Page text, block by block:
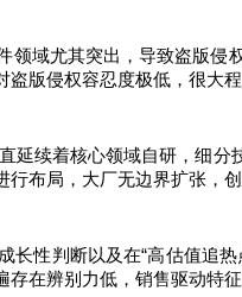
领域尤其突出，导致盗版
版侵权容忍度极低，很大
延续着核心领域自研，细分
布局，大厂无边界扩张，创
性判断以及在“高估值追
在辨别力低，销售驱动特征